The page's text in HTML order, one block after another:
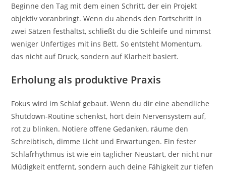
Beginne den Tag mit dem einen Schritt, der ein Projekt
objektiv voranbringt. Wenn du abends den Fortschritt in
zwei Sätzen festhältst, schließt du die Schleife und nimmst
weniger Unfertiges mit ins Bett. So entsteht Momentum,
das nicht auf Druck, sondern auf Klarheit basiert.
Erholung als produktive Praxis
Fokus wird im Schlaf gebaut. Wenn du dir eine abendliche
Shutdown-Routine schenkst, hört dein Nervensystem auf,
rot zu blinken. Notiere offene Gedanken, räume den
Schreibtisch, dimme Licht und Erwartungen. Ein fester
Schlafrhythmus ist wie ein täglicher Neustart, der nicht nur
Müdigkeit entfernt, sondern auch deine Fähigkeit zur tiefen